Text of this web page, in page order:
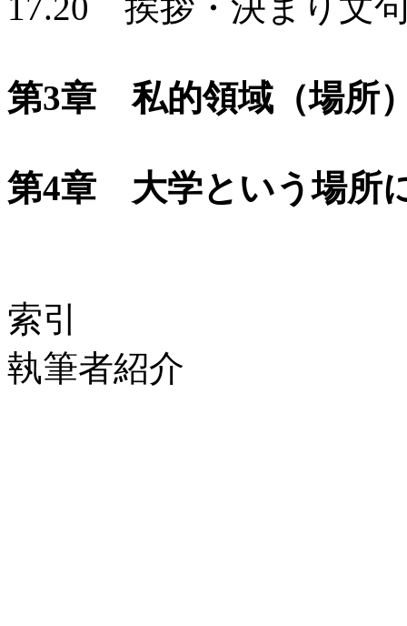
第3章 私的領域（場
第4章 大学という場
索引
執筆者紹介